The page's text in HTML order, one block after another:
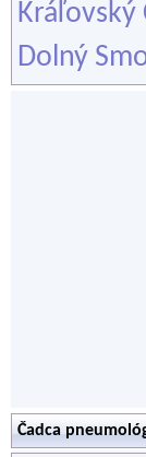
Kráľovský
Dolný
Čadca